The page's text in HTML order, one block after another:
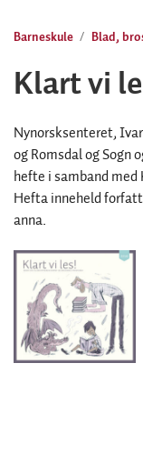
Barneskule Blad,
Klart vi
Nynorsksenteret,
og Romsdal og Sogn
hefte i samband
Hefta inneheld
anna.